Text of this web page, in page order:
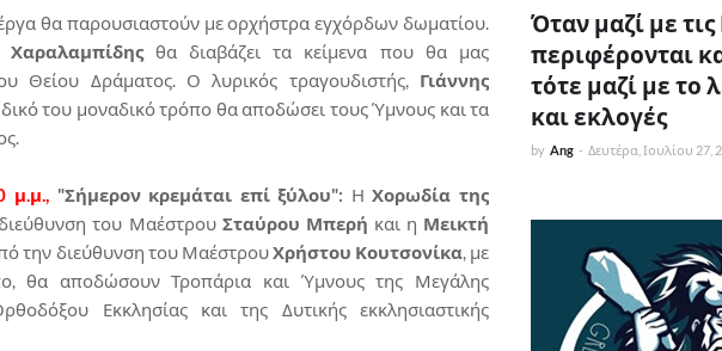
θα παρουσιαστούν με ορχήστρα εγχόρδων δωματίου.
Χαραλαμπίδηςθα διαβάζει τα κείμενα που θα μας
Θείου Δράματος. Ο λυρικός τραγουδιστής,Γιάννης
του μοναδικό τρόπο θα αποδώσει τους Ύμνους και τα
μ.μ.,"Σήμερον κρεμάται επί ξύλου": ΗΧορωδία της
του Μαέστρου Σταύρου Μπερή και η Μεικτή
την διεύθυνση του ΜαέστρουΧρήστου Κουτσονίκα, με
θα αποδώσουν Τροπάρια και Ύμνους της Μεγάλης
Εκκλησίας και της Δυτικής εκκλησιαστικής
Όταν μαζί με τις
περιφέρονται
τότε μαζί με το
και εκλογές
by Ang - Δευτέρα, Ιουλίου 27,